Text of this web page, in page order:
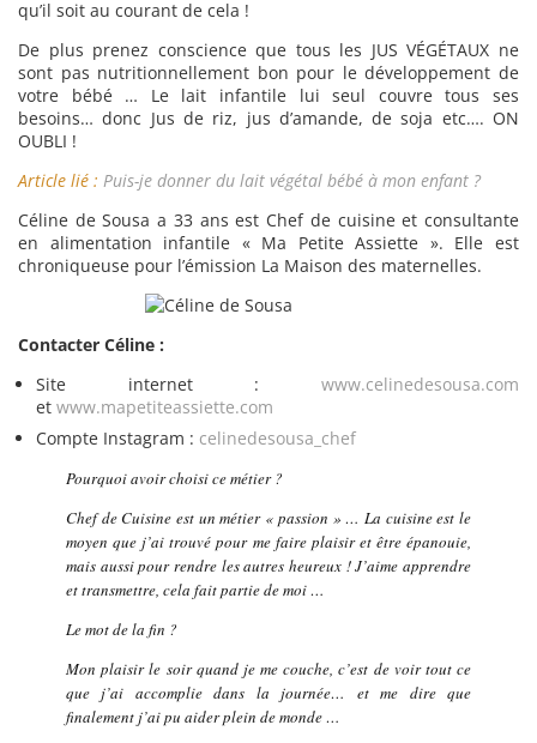
qu’il soit au courant de cela !
De plus prenez conscience que tous les JUS VÉGÉTAUX ne
sont pas nutritionnellement bon pour le développement de
votre bébé … Le lait infantile lui seul couvre tous ses
besoins… donc Jus de riz, jus d’amande, de soja etc…. ON
OUBLI !
Article lié : Puis-je donner du lait végétal bébé à mon enfant ?
Céline de Sousa a 33 ans est Chef de cuisine et consultante
en alimentation infantile « Ma Petite Assiette ». Elle est
chroniqueuse pour l’émission La Maison des maternelles.
Contacter Céline :
Site internet : www.celinedesousa.com
et www.mapetiteassiette.com
Compte Instagram : celinedesousa_chef
Pourquoi avoir choisi ce métier ?
Chef de Cuisine est un métier « passion » … La cuisine est le
moyen que j’ai trouvé pour me faire plaisir et être épanouie,
mais aussi pour rendre les autres heureux ! J’aime apprendre
et transmettre, cela fait partie de moi …
Le mot de la fin ?
Mon plaisir le soir quand je me couche, c’est de voir tout ce
que j’ai accomplie dans la journée… et me dire que
finalement j’ai pu aider plein de monde …